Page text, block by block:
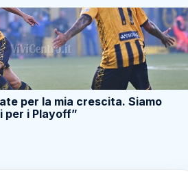
per la mia crescita. Siamo
i Playoff”